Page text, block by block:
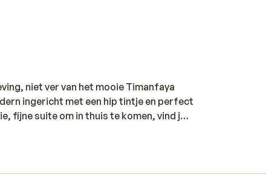
niet ver van het mooie Timanfaya
ingericht met een hip tintje en perfect
fijne suite om in thuis te komen, vind je
voor een verkoelende duik. Weer
Voor kleine vakantiegangers is er een
De smaakpapillen prikkelen is